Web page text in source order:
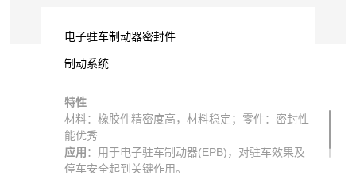
电子驻车制动器密封件
制动系统
特性
材料：橡胶件精密度高，材料稳定；零件：密封性
能优秀
应用 ：用于电子驻车制动器(EPB)，对驻车效果及
停车安全起到关键作用。